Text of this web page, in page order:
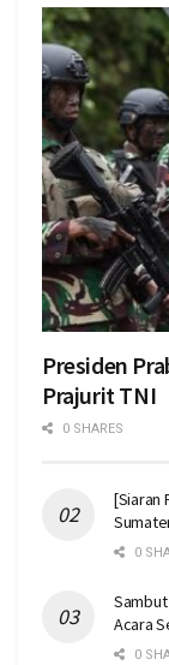
Presiden
Prajurit TNI
0 SHARES
[Siaran
0
Sambut
Acara
0